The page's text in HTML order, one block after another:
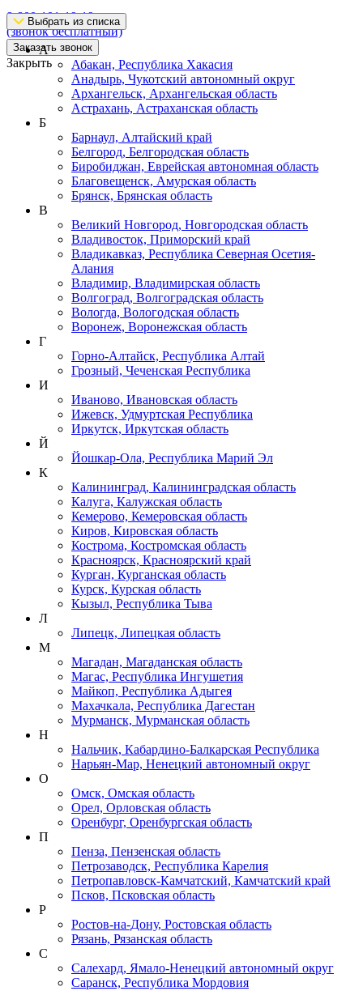
8-800-101-19-19
(звонок бесплатный)
Заказать звонок
Закрыть
Выбрать из списка
А
Абакан, Республика Хакасия
Анадырь, Чукотский автономный округ
Архангельск, Архангельская область
Астрахань, Астраханская область
Б
Барнаул, Алтайский край
Белгород, Белгородская область
Биробиджан, Еврейская автономная область
Благовещенск, Амурская область
Брянск, Брянская область
В
Великий Новгород, Новгородская область
Владивосток, Приморский край
Владикавказ, Республика Северная Осетия-
Алания
Владимир, Владимирская область
Волгоград, Волгоградская область
Вологда, Вологодская область
Воронеж, Воронежская область
Г
Горно-Алтайск, Республика Алтай
Грозный, Чеченская Республика
И
Иваново, Ивановская область
Ижевск, Удмуртская Республика
Иркутск, Иркутская область
Й
Йошкар-Ола, Республика Марий Эл
К
Калининград, Калининградская область
Калуга, Калужская область
Кемерово, Кемеровская область
Киров, Кировская область
Кострома, Костромская область
Красноярск, Красноярский край
Курган, Курганская область
Курск, Курская область
Кызыл, Республика Тыва
Л
Липецк, Липецкая область
М
Магадан, Магаданская область
Магас, Республика Ингушетия
Майкоп, Республика Адыгея
Махачкала, Республика Дагестан
Мурманск, Мурманская область
Н
Нальчик, Кабардино-Балкарская Республика
Нарьян-Мар, Ненецкий автономный округ
О
Омск, Омская область
Орел, Орловская область
Оренбург, Оренбургская область
П
Пенза, Пензенская область
Петрозаводск, Республика Карелия
Петропавловск-Камчатский, Камчатский край
Псков, Псковская область
Р
Ростов-на-Дону, Ростовская область
Рязань, Рязанская область
С
Салехард, Ямало-Ненецкий автономный округ
Саранск, Республика Мордовия